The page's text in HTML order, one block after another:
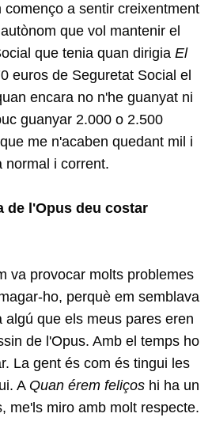
començo a sentir creixentment
que vol mantenir el
que tenia quan dirigia El
euros de Seguretat Social el
encara no n'he guanyat ni
guanyar 2.000 o 2.500
me n'acaben quedant mil i
normal i corrent.
de l'Opus deu costar
va provocar molts problemes
ho, perquè em semblava
algú que els meus pares eren
de l'Opus. Amb el temps ho
La gent és com és tingui les
A Quan érem feliços hi ha un
me'ls miro amb molt respecte.